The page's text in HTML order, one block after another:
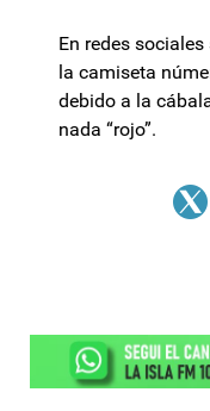
En redes
la camiseta
debido a la
nada “rojo”.